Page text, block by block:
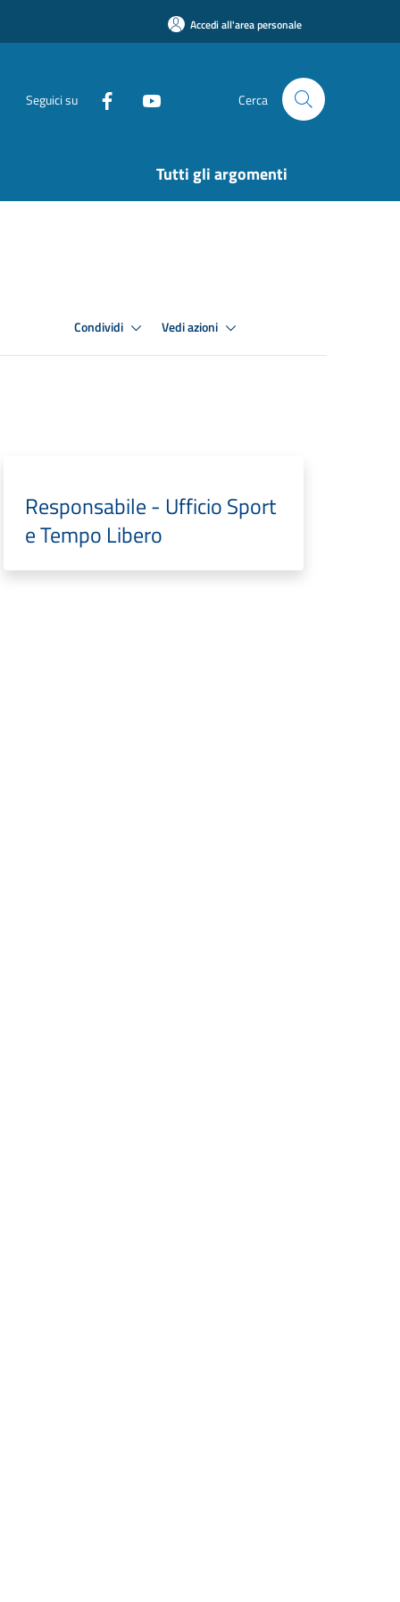
Accedi all'area personale
Seguici su Cerca
Tutti gli argomenti
Condividi Vedi azioni
Responsabile - Ufficio Sport
e Tempo Libero